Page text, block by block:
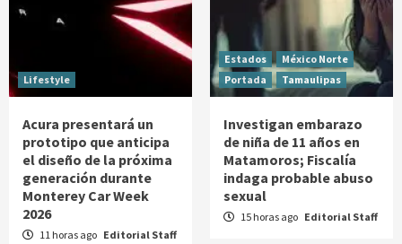
Lifestyle
Acura presentará un
prototipo que anticipa
el diseño de la próxima
generación durante
Monterey Car Week
2026
11 horas ago Editorial Staff
Estados
México Norte
Portada
Tamaulipas
Investigan embarazo
de niña de 11 años en
Matamoros; Fiscalía
indaga probable abuso
sexual
15 horas ago Editorial Staff